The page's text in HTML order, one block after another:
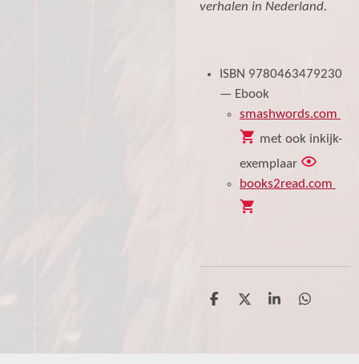
verhalen in Nederland.
ISBN 9780463479230
— Ebook
smashwords.com
󰄐 met ook inkijk-
exemplaar 󰛐
books2read.com
󰄐
D
D
S
D